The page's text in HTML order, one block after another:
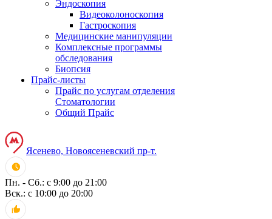
Эндоскопия
Видеоколоноскопия
Гастроскопия
Медицинские манипуляции
Комплексные программы
обследования
Биопсия
Прайс-листы
Прайс по услугам отделения
Стоматологии
Общий Прайс
Ясенево, Новоясеневский пр-т.
Пн. - Сб.: с 9:00 до 21:00
Вск.: с 10:00 до 20:00